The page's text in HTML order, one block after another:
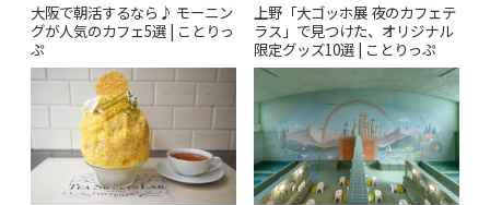
大阪で朝活するなら♪ モーニン
グが人気のカフェ5選 | ことりっ
ぷ
上野「大ゴッホ展 夜のカフェテ
ラス」で見つけた、オリジナル
限定グッズ10選 | ことりっぷ